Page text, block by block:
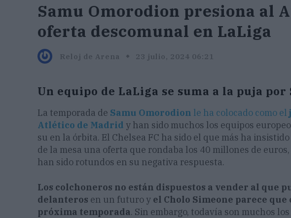
Samu Omorodion presiona al
oferta descomunal en LaLiga
Reloj de Arena 23 julio, 2024 06:21
Un equipo de LaLiga se suma a la puja por
La temporada de Samu Omorodion le ha colocado como el
Atlético de Madrid y han sido muchos los equipos
su en la órbita. El Chelsea FC ha sido el que más ha
de la mesa una oferta que rondaba los 40 millones de
han sido rotundos en su negativa respuesta.
Los colchoneros no están dispuestos a vender al que
delanteros en un futuro y el Cholo Simeone parece
próxima temporada. Sin embargo, todavía son muchos los